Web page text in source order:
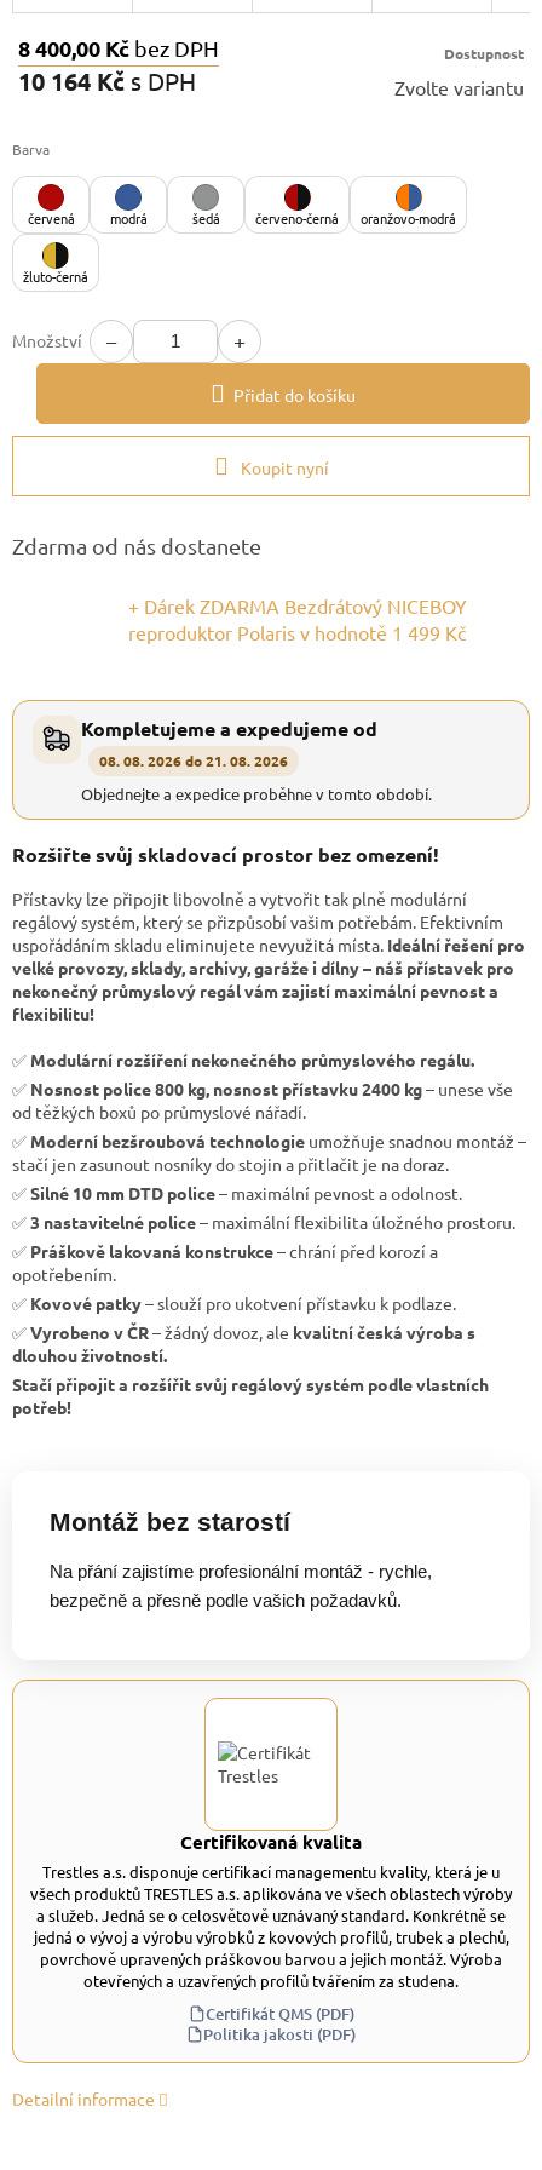
8 400,00 Kč bez DPH
10 164 Kč s DPH
Dostupnost
Zvolte variantu
Barva
červená modrá šedá červeno-černá oranžovo-modrá
žluto-černá
Množství − +
Přidat do košíku
Koupit nyní
Zdarma od nás dostanete
+ Dárek ZDARMA Bezdrátový NICEBOY
reproduktor Polaris v hodnotě 1 499 Kč
Kompletujeme a expedujeme od
08. 08. 2026 do 21. 08. 2026
Objednejte a expedice proběhne v tomto období.
Rozšiřte svůj skladovací prostor bez omezení!
Přístavky lze připojit libovolně a vytvořit tak plně modulární
regálový systém, který se přizpůsobí vašim potřebám. Efektivním
uspořádáním skladu eliminujete nevyužitá místa. Ideální řešení pro
velké provozy, sklady, archivy, garáže i dílny – náš přístavek pro
nekonečný průmyslový regál vám zajistí maximální pevnost a
flexibilitu!
✅ Modulární rozšíření nekonečného průmyslového regálu.
✅ Nosnost police 800 kg, nosnost přístavku 2400 kg– unese vše
od těžkých boxů po průmyslové nářadí.
✅ Moderní bezšroubová technologie umožňuje snadnou montáž –
stačí jen zasunout nosníky do stojin a přitlačit je na doraz.
✅Silné 10 mm DTD police– maximální pevnost a odolnost.
✅3 nastavitelné police– maximální flexibilita úložného prostoru.
✅ Práškově lakovaná konstrukce– chrání před korozí a
opotřebením.
✅ Kovové patky– slouží pro ukotvení přístavku k podlaze.
✅Vyrobeno v ČR– žádný dovoz, ale kvalitní česká výroba s
dlouhou životností.
Stačí připojit a rozšířit svůj regálový systém podle vlastních
potřeb!
Montáž bez starostí
Na přání zajistíme profesionální montáž - rychle,
bezpečně a přesně podle vašich požadavků.
Certifikovaná kvalita
Trestles a.s. disponuje certifikací managementu kvality, která je u
všech produktů TRESTLES a.s. aplikována ve všech oblastech výroby
a služeb. Jedná se o celosvětově uznávaný standard. Konkrétně se
jedná o vývoj a výrobu výrobků z kovových profilů, trubek a plechů,
povrchově upravených práškovou barvou a jejich montáž. Výroba
otevřených a uzavřených profilů tvářením za studena.
Certifikát QMS (PDF)
Politika jakosti (PDF)
Detailní informace